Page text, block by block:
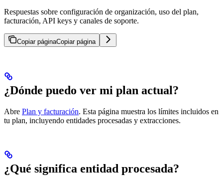
Respuestas sobre configuración de organización, uso del plan,
facturación, API keys y canales de soporte.
Copiar páginaCopiar página
¿Dónde puedo ver mi plan actual?
Abre Plan y facturación. Esta página muestra los límites incluidos en
tu plan, incluyendo entidades procesadas y extracciones.
¿Qué significa entidad procesada?